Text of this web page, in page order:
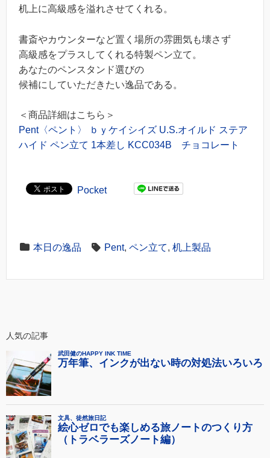
机上に高級感を溢れさせてくれる。
書斎やカウンターなど置く場所の雰囲気も壊さず
高級感をプラスしてくれる特製ペン立て。
あなたのペンスタンド選びの
候補にしていただきたい逸品である。
＜商品詳細はこちら＞
Pent〈ペント〉 ｂｙケイシイズ U.S.オイルド ステア
ハイド ペン立て 1本差し KCC034B チョコレート
Pocket
本日の逸品 Pent, ペン立て, 机上製品
人気の記事